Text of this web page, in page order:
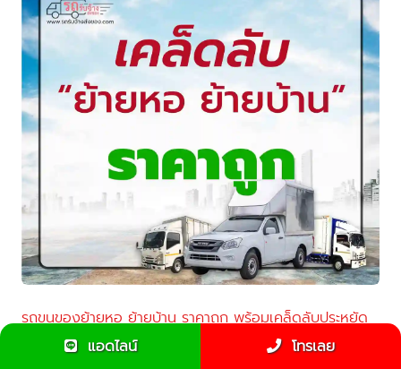
รถขนของย้ายหอ ย้ายบ้าน ราคาถูก พร้อมเคล็ดลับประหยัด
ค่าใช้จ่ายแอดไลน์ โทรเลย